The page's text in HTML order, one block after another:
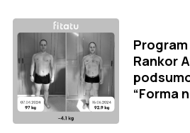
Rankor
“Forma